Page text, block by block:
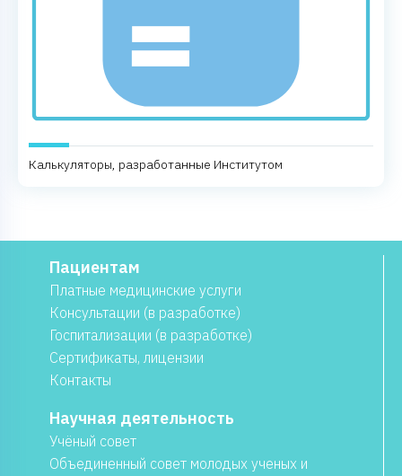
Калькуляторы, разработанные Институтом
Пациентам
Платные медицинские услуги
Консультации (в разработке)
Госпитализации (в разработке)
Сертификаты, лицензии
Контакты
Научная деятельность
Учёный совет
Объединенный совет молодых ученых и